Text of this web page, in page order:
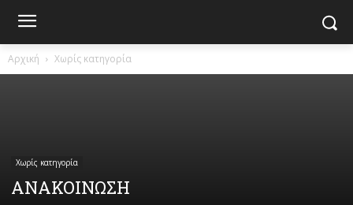
Αρχική Χωρίς κατηγορία
Χωρίς κατηγορία
ΑΝΑΚΟΙΝΩΣΗ